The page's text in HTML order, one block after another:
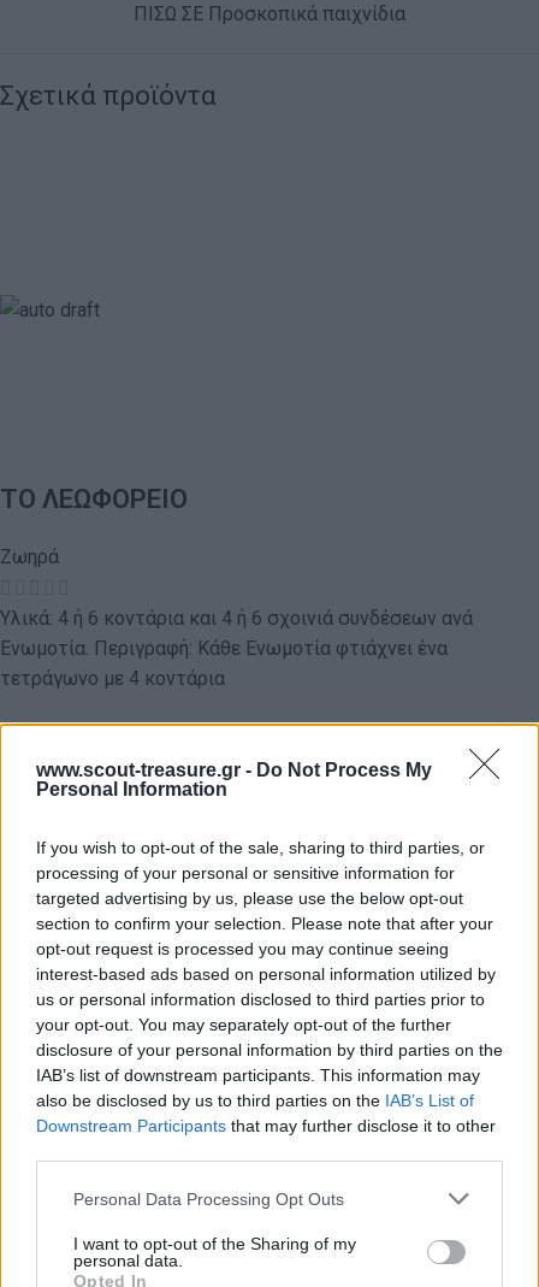
www.scout-treasure.gr - Do Not Process My
Personal Information
If you wish to opt-out of the sale, sharing to third parties, or
processing of your personal or sensitive information for
targeted advertising by us, please use the below opt-out
section to confirm your selection. Please note that after your
opt-out request is processed you may continue seeing
interest-based ads based on personal information utilized by
us or personal information disclosed to third parties prior to
your opt-out. You may separately opt-out of the further
disclosure of your personal information by third parties on the
IAB’s list of downstream participants. This information may
also be disclosed by us to third parties on the IAB’s List of
Downstream Participants that may further disclose it to other
Please note that this website/app uses one or more Google
not limited to your visit or usage behaviour. You may click to
grant or deny consent to Google and its third-party tags to
Personal Data Processing Opt Outs
I want to opt-out of the Sharing of my
personal data.
Opted In
ΠΙΣΩ ΣΕ Προσκοπικά παιχνίδια
Σχετικά προϊόντα
ΤΟ ΛΕΩΦΟΡΕΙΟ
Ζωηρά
Υλικά: 4 ή 6 κοντάρια και 4 ή 6 σχοινιά συνδέσεων ανά
Ενωμοτία. Περιγραφή: Κάθε Ενωμοτία φτιάχνει ένα
τετράγωνο με 4 κοντάρια
ΤΟ ΜΑΝΤΗΛΙ
Υλικά: – Περιγραφή: Τα παιδιά χωρίζονται σε δύο ομάδες, που
στέκονται αντιμέτωπες σε δύο παράλληλες γραμμές με
απόσταση 15 m μεταξύ τους.